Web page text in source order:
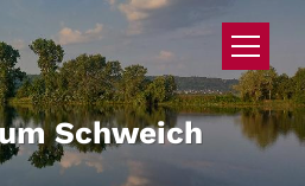
Schweich